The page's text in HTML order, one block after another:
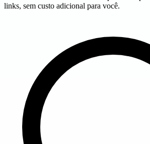
links, sem custo adicional para você.